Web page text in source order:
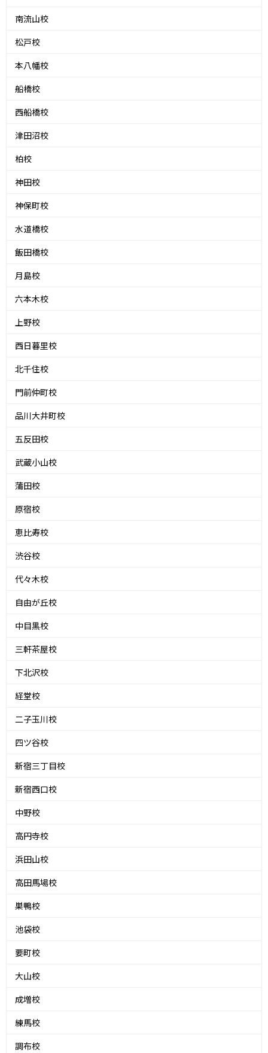
南流山校
松戸校
本八幡校
船橋校
西船橋校
津田沼校
柏校
神田校
神保町校
水道橋校
飯田橋校
月島校
六本木校
上野校
西日暮里校
北千住校
門前仲町校
品川大井町校
五反田校
武蔵小山校
蒲田校
原宿校
恵比寿校
渋谷校
代々木校
自由が丘校
中目黒校
三軒茶屋校
下北沢校
経堂校
二子玉川校
四ツ谷校
新宿三丁目校
新宿西口校
中野校
高円寺校
浜田山校
高田馬場校
巣鴨校
池袋校
要町校
大山校
成増校
練馬校
調布校